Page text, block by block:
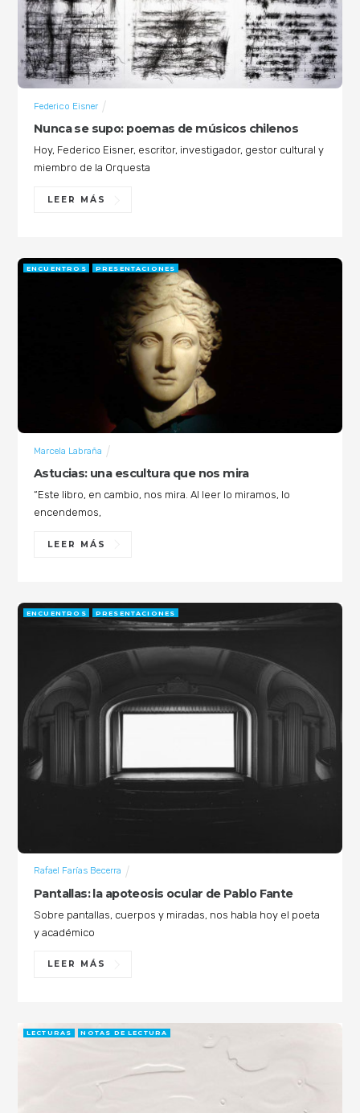
Nunca se supo: poemas de músicos chilenos
Federico Eisner
Hoy, Federico Eisner, escritor, investigador, gestor cultural y
miembro de la Orquesta
LEER MÁS
Astucias: una escultura que nos mira
Marcela Labraña
ENCUENTROS PRESENTACIONES
“Este libro, en cambio, nos mira. Al leer lo miramos, lo
encendemos,
LEER MÁS
Pantallas: la apoteosis ocular de Pablo Fante
Rafael Farías Becerra
ENCUENTROS PRESENTACIONES
Sobre pantallas, cuerpos y miradas, nos habla hoy el poeta
y académico
LEER MÁS
LECTURAS NOTAS DE LECTURA